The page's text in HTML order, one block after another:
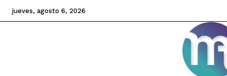
jueves, agosto 6, 2026